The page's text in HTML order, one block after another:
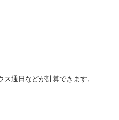
通日などが計算できます。